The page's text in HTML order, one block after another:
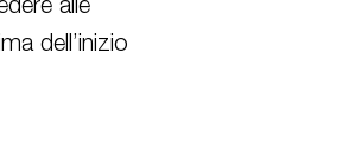
alle
dell’inizio